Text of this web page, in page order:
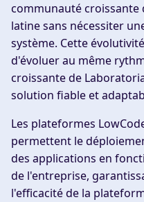
communauté croissante
latine sans nécessiter
système. Cette
d'évoluer au même
croissante de
solution fiable et
Les plateformes
permettent le
des applications en
de l'entreprise,
l'efficacité de la